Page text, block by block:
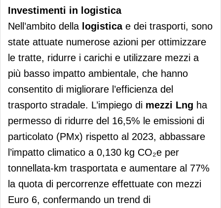
Investimenti in logistica
Nell’ambito della logisticae dei trasporti, sono
state attuate numerose azioni per ottimizzare
le tratte, ridurre i carichi e utilizzare mezzi a
più basso impatto ambientale, che hanno
consentito di migliorare l’efficienza del
trasporto stradale. L’impiego di mezzi Lng ha
permesso di ridurre del 16,5% le emissioni di
particolato (PMx) rispetto al 2023, abbassare
l’impatto climatico a 0,130 kg CO₂e per
tonnellata-km trasportata e aumentare al 77%
la quota di percorrenze effettuate con mezzi
Euro 6, confermando un trend di